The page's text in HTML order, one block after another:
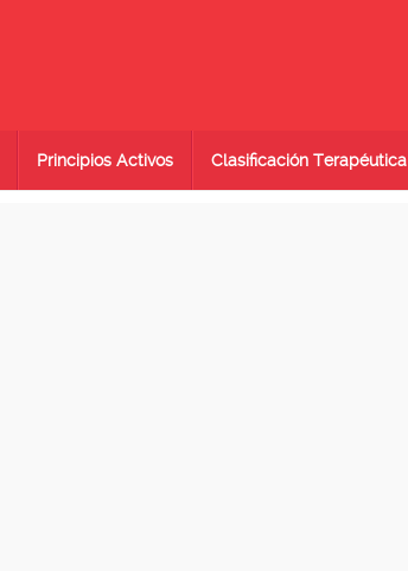
Principios Activos Clasificación Terapéutica